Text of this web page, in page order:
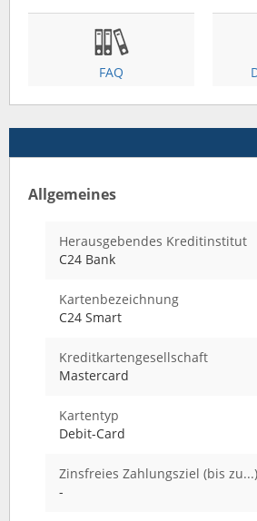
FAQ
Allgemeines
Herausgebendes Kreditinstitut
C24 Bank
Kartenbezeichnung
C24 Smart
Kreditkartengesellschaft
Mastercard
Kartentyp
Debit-Card
Zinsfreies Zahlungsziel (bis zu...)
-